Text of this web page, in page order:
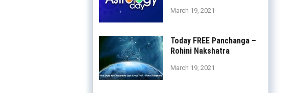
March 19, 2021
Today FREE Panchanga –
Rohini Nakshatra
March 19, 2021